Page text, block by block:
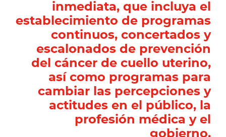
inmediata, que incluya el
establecimiento de programas
continuos, concertados y
escalonados de prevención
del cáncer de cuello uterino,
así como programas para
cambiar las percepciones y
actitudes en el público, la
profesión médica y el
gobierno.